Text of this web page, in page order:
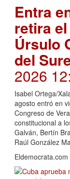
Entra
retira
Úrsulo
del
2026
Isabel Ortega/
agosto entró en
Congreso de
constitucional a
Galván, Bertín
Raúl González
Eldemocrata.com